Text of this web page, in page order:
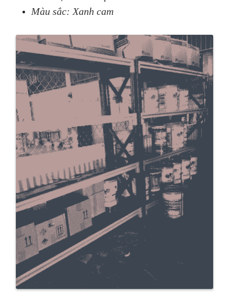
Màu sắc: Xanh cam